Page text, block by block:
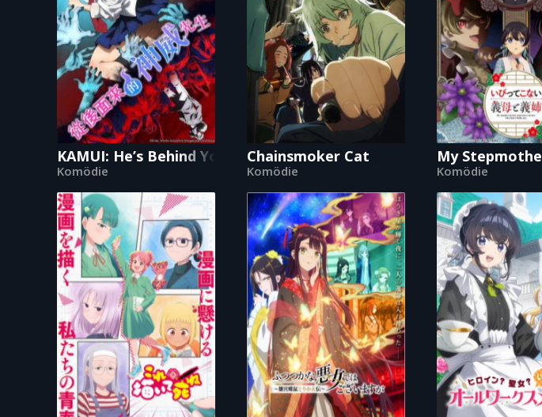
KAMUI: He’s Behind You
Komödie
Chainsmoker Cat
Komödie
My
Komödie